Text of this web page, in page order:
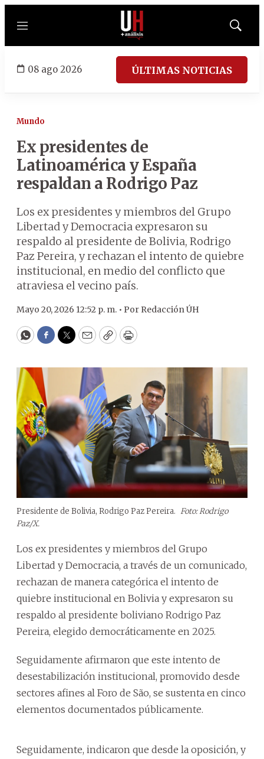
Menú
Mostrar
08 ago 2026 ÚLTIMAS NOTICIAS
Mundo
Ex presidentes de
Latinoamérica y España
respaldan a Rodrigo Paz
Los ex presidentes y miembros del Grupo
Libertad y Democracia expresaron su
respaldo al presidente de Bolivia, Rodrigo
Paz Pereira, y rechazan el intento de quiebre
institucional, en medio del conflicto que
atraviesa el vecino país.
Mayo 20, 2026 12:52 p. m. • Por Redacción ÚH
WhatsApp
Facebook
Twitter
EmailCopyPrint
Presidente de Bolivia, Rodrigo Paz Pereira. Foto: Rodrigo
Paz/X.
Los ex presidentes y miembros del Grupo
Libertad y Democracia, a través de un comunicado,
rechazan de manera categórica el intento de
quiebre institucional en Bolivia y expresaron su
respaldo al presidente boliviano Rodrigo Paz
Pereira, elegido democráticamente en 2025.
Seguidamente afirmaron que este intento de
desestabilización institucional, promovido desde
sectores afines al Foro de São, se sustenta en cinco
elementos documentados públicamente.
Seguidamente, indicaron que desde la oposición, y